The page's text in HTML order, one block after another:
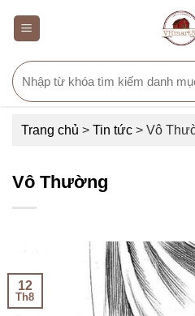
Search
for:
Trang chủ > Tin tức > Vô
Vô Thường
12
Th8